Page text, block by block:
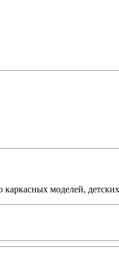
моделей,